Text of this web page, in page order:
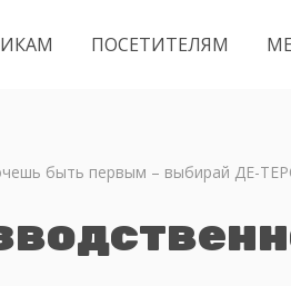
ПОСЕТИТЕЛЯМ
быть первым – выбирай ДЕ-